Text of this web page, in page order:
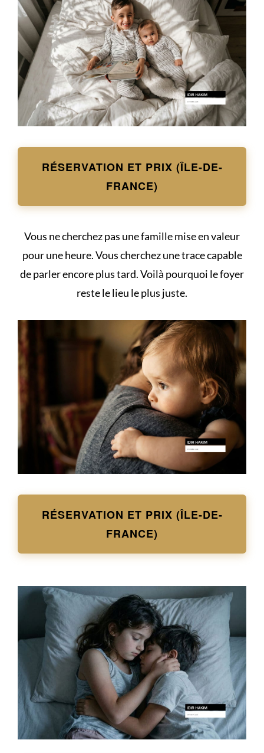
RÉSERVATION ET PRIX (ÎLE-DE-
FRANCE)
Vous ne cherchez pas une famille mise en valeur
pour une heure. Vous cherchez une trace capable
de parler encore plus tard. Voilà pourquoi le foyer
reste le lieu le plus juste.
RÉSERVATION ET PRIX (ÎLE-DE-
FRANCE)